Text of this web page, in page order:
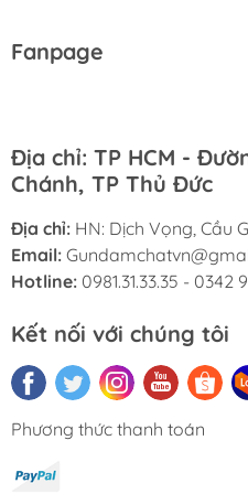
Fanpage
Địa chỉ: TP HCM -
Chánh, TP Thủ Đức
Địa chỉ: HN: Dịch Vọng, Cầu
Email:
Hotline: 0981.31.33.35 - 0342
Kết nối với chúng tôi
Phương thức thanh toán